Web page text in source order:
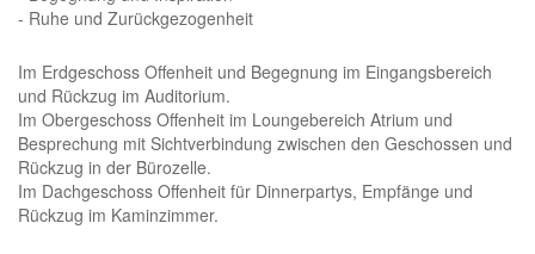
- Ruhe und Zurückgezogenheit
Im Erdgeschoss Offenheit und Begegnung im Eingangsbereich
und Rückzug im Auditorium.
Im Obergeschoss Offenheit im Loungebereich Atrium und
Besprechung mit Sichtverbindung zwischen den Geschossen und
Rückzug in der Bürozelle.
Im Dachgeschoss Offenheit für Dinnerpartys, Empfänge und
Rückzug im Kaminzimmer.